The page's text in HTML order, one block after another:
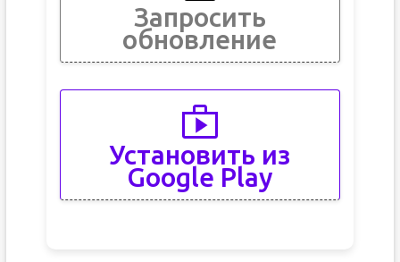
Запросить
обновление
Установить из
Google Play